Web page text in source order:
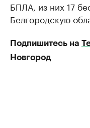
БПЛА, из них 17
Белгородскую
Подпишитесь на
Новгород